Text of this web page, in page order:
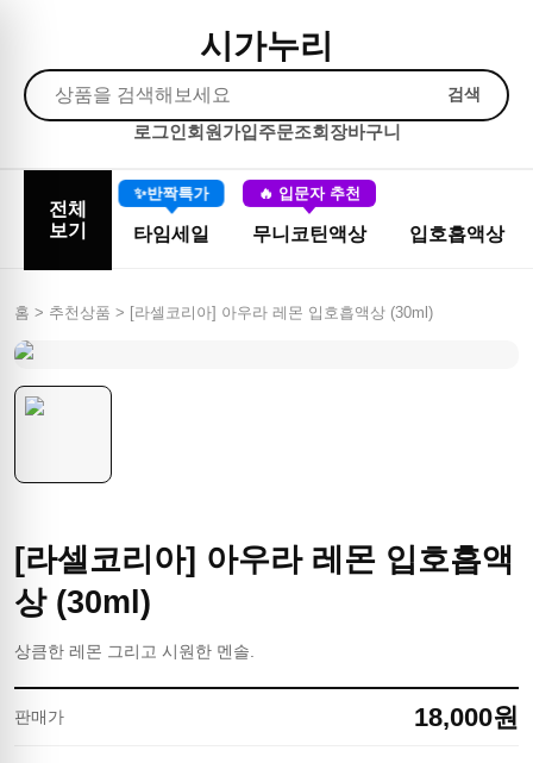
시가누리
검색
로그인회원가입주문조회장바구니
전체
보기
✨반짝특가
타임세일
🔥 입문자 추천
무니코틴액상 입호흡액상
홈 > 추천상품 > [라셀코리아] 아우라 레몬 입호흡액상 (30ml)
[라셀코리아] 아우라 레몬 입호흡액
상 (30ml)
상큼한 레몬 그리고 시원한 멘솔.
판매가 18,000원